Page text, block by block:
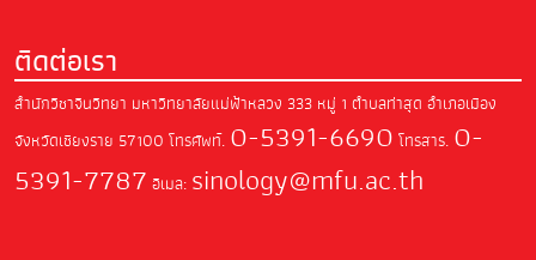
ติดต่อเรา
สำนักวิชาจีนวิทยา มหาวิทยาลัยแม่ฟ้าหลวง 333 หมู่ 1 ตำบลท่าสุด อำเภอเมือง
จังหวัดเชียงราย 57100 โทรศัพท์. 0-5391-6690 โทรสาร. 0-
5391-7787 อีเมล: sinology@mfu.ac.th